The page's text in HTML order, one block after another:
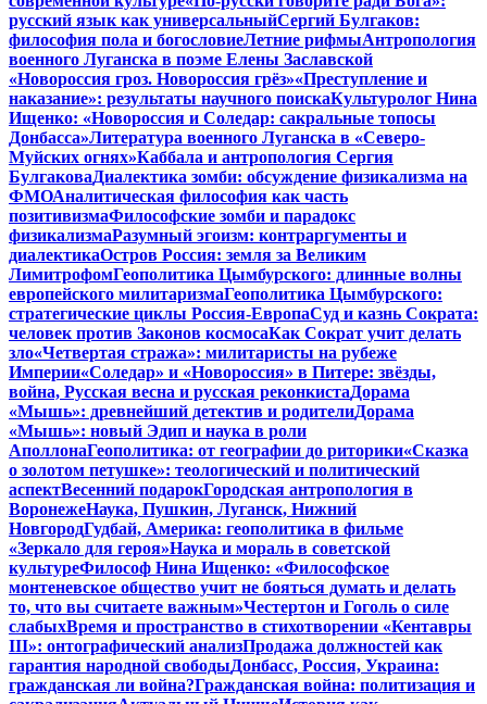
русский язык как универсальныйСергий Булгаков:
философия пола и богословиеЛетние рифмыАнтропология
военного Луганска в поэме Елены Заславской
«Новороссия гроз. Новороссия грёз»«Преступление и
наказание»: результаты научного поискаКультуролог Нина
Ищенко: «Новороссия и Соледар: сакральные топосы
Донбасса»Литература военного Луганска в «Северо-
Муйских огнях»Каббала и антропология Сергия
БулгаковаДиалектика зомби: обсуждение физикализма на
ФМОАналитическая философия как часть
позитивизмаФилософские зомби и парадокс
физикализмаРазумный эгоизм: контраргументы и
диалектикаОстров Россия: земля за Великим
ЛимитрофомГеополитика Цымбурского: длинные волны
европейского милитаризмаГеополитика Цымбурского:
стратегические циклы Россия-ЕвропаСуд и казнь Сократа:
человек против Законов космосаКак Сократ учит делать
зло«Четвертая стража»: милитаристы на рубеже
Империи«Соледар» и «Новороссия» в Питере: звёзды,
война, Русская весна и русская реконкистаДорама
«Мышь»: древнейший детектив и родителиДорама
«Мышь»: новый Эдип и наука в роли
АполлонаГеополитика: от географии до риторики«Сказка
о золотом петушке»: теологический и политический
аспектВесенний подарокГородская антропология в
ВоронежеНаука, Пушкин, Луганск, Нижний
НовгородГудбай, Америка: геополитика в фильме
«Зеркало для героя»Наука и мораль в советской
культуреФилософ Нина Ищенко: «Философское
монтеневское общество учит не бояться думать и делать
то, что вы считаете важным»Честертон и Гоголь о силе
слабыхВремя и пространство в стихотворении «Кентавры
III»: онтографический анализПродажа должностей как
гарантия народной свободыДонбасс, Россия, Украина:
гражданская ли война?Гражданская война: политизация и